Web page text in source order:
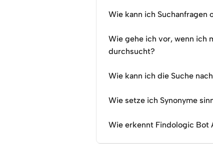
Wie kann ich Suchanfragen
Wie gehe ich vor, wenn ich
durchsucht?
Wie kann ich die Suche
Wie setze ich Synonyme
Wie erkennt Findologic Bot